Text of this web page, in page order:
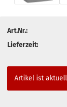
Art.Nr.:
Lieferzeit:
Artikel ist